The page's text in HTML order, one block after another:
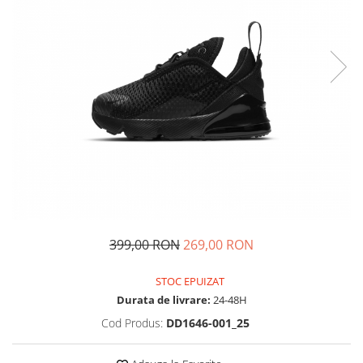
Pantaloni scurti Copii
Ingrijire incaltaminte
399,00 RON269,00 RON
STOC EPUIZAT
Durata de livrare: 24-48H
Cod Produs: DD1646-001_25